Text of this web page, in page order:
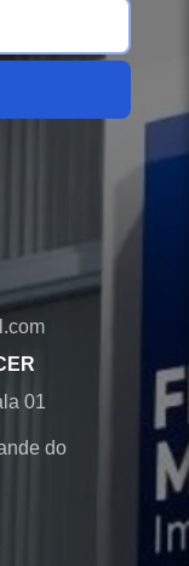
01
do